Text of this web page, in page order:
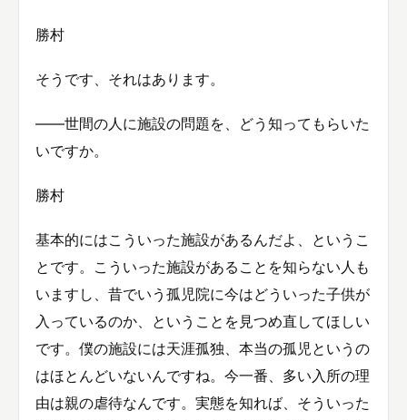
勝村
そうです、それはあります。
——世間の人に施設の問題を、どう知ってもらいた
いですか。
勝村
基本的にはこういった施設があるんだよ、というこ
とです。こういった施設があることを知らない人も
いますし、昔でいう孤児院に今はどういった子供が
入っているのか、ということを見つめ直してほしい
です。僕の施設には天涯孤独、本当の孤児というの
はほとんどいないんですね。今一番、多い入所の理
由は親の虐待なんです。実態を知れば、そういった